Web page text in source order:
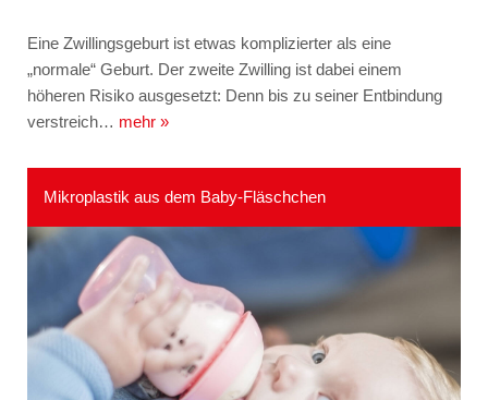
Eine Zwillingsgeburt ist etwas komplizierter als eine
„normale“ Geburt. Der zweite Zwilling ist dabei einem
höheren Risiko ausgesetzt: Denn bis zu seiner Entbindung
verstreich… mehr »
Mikroplastik aus dem Baby-Fläschchen